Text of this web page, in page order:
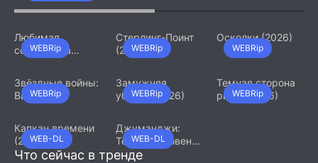
(2026)
WEBRip
Любимая
сотрудница
WEBRip
Стерлинг-Поинт
(2026)
WEBRip
Осколки (2026)
WEBRip
Звёздные войны:
Видения.
WEBRip
Замужняя
убийца (2026)
WEBRip
Темная сторона
ринга (2026)
WEB-DL
Капкан времени
(2026)
WEB-DL
Джуманджи:
Тёмный уровень
(2026)
Что сейчас в тренде